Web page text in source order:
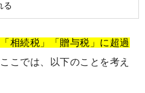
る
「相続税」「贈与税」に超過
こでは、以下のことを考え